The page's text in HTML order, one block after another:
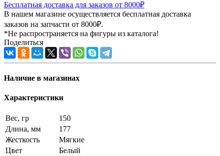
Бесплатная доставка для заказов от 8000₽
В нашем магазине осуществляется бесплатная доставка
заказов на запчасти от 8000₽.
*Не распространяется на фигуры из каталога!
Поделиться
Наличие в магазинах
Характеристики
Вес, гр
150
Длина, мм
177
Жесткость
Мягкие
Цвет
Белый